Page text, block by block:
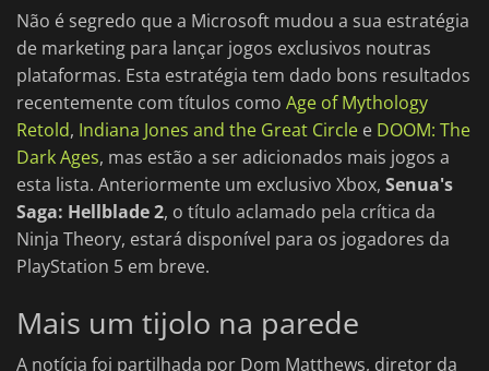
Não é segredo que a Microsoft mudou a sua estratégia
de marketing para lançar jogos exclusivos noutras
plataformas. Esta estratégia tem dado bons resultados
recentemente com títulos como Age of Mythology
Retold, Indiana Jones and the Great Circle e DOOM: The
Dark Ages, mas estão a ser adicionados mais jogos a
esta lista. Anteriormente um exclusivo Xbox, Senua's
Saga: Hellblade 2, o título aclamado pela crítica da
Ninja Theory, estará disponível para os jogadores da
PlayStation 5 em breve.
Mais um tijolo na parede
A notícia foi partilhada por Dom Matthews, diretor da